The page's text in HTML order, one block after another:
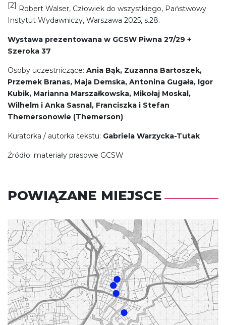
[2] Robert Walser, Człowiek do wszystkiego, Państwowy
Instytut Wydawniczy, Warszawa 2025, s.28.
Wystawa prezentowana w GCSW Piwna 27/29 +
Szeroka 37
Osoby uczestniczące: Ania Bąk, Zuzanna Bartoszek,
Przemek Branas, Maja Demska, Antonina Gugała, Igor
Kubik, Marianna Marszałkowska, Mikołaj Moskal,
Wilhelm i Anka Sasnal, Franciszka i Stefan
Themersonowie (Themerson)
Kuratorka / autorka tekstu: Gabriela Warzycka-Tutak
Źródło: materiały prasowe GCSW
POWIĄZANE MIEJSCE